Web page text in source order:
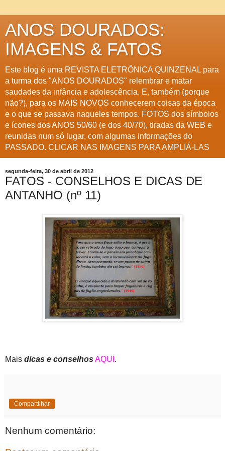
ANOS DOURADOS:
IMAGENS & FATOS
Este blog é uma REVISTA ELETRÔNICA QUINZENAL para
a turma dos "ANOS DOURADOS" relembrar e matar
saudades da infância e adolescência. E, também (porque
não?), para os MAIS NOVOS conhecerem coisas da época
e o que se passava naqueles tempos. FOTOS dos símbolos
e ícones dos ANOS 50/60 (e dos 40/70), tiradas da WEB e
reunidas num só lugar, com algumas informações do
PASSADO. CLICAR NAS IMAGENS PARA AMPLIÁ-LAS
segunda-feira, 30 de abril de 2012
FATOS - CONSELHOS E DICAS DE
ANTANHO (nº 11)
Mais dicas e conselhosAQUI .
Compartilhar
Nenhum comentário: